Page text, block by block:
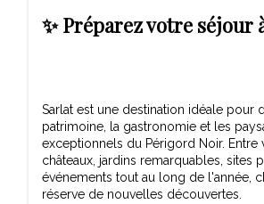
✨ Préparez votre séjour
Sarlat est une destination idéale pour
patrimoine, la gastronomie et les
exceptionnels du Périgord Noir. Entre
châteaux, jardins remarquables, sites
événements tout au long de l'année,